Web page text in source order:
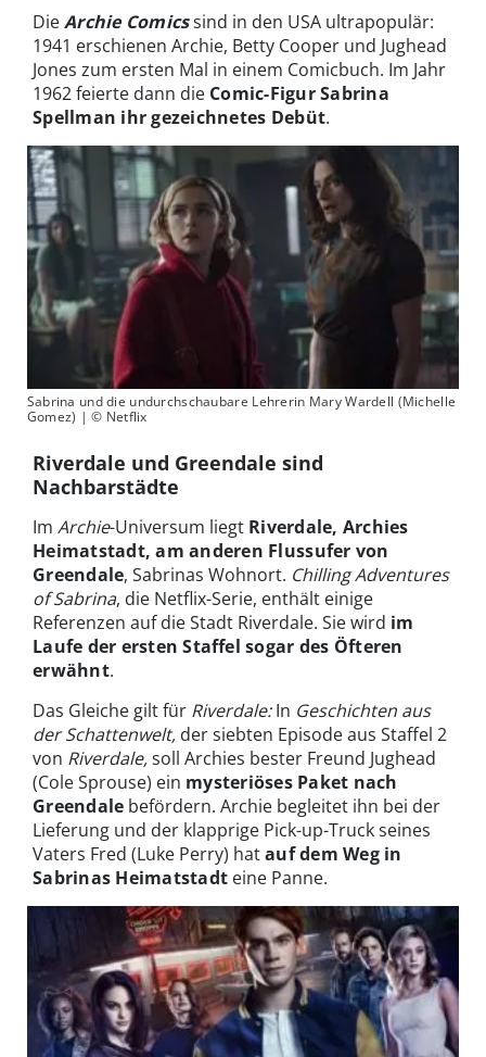
DieArchie Comicssind in den USA ultrapopulär:
1941 erschienen Archie, Betty Cooper und Jughead
Jones zum ersten Mal in einem Comicbuch. Im Jahr
1962 feierte dann die Comic-Figur Sabrina
Spellman ihr gezeichnetes Debüt.
Sabrina und die undurchschaubare Lehrerin Mary Wardell (Michelle
Gomez) | © Netflix
Riverdale und Greendale sind
Nachbarstädte
Im Archie-Universum liegt Riverdale, Archies
Heimatstadt, am anderen Flussufer von
Greendale, Sabrinas Wohnort. Chilling Adventures
of Sabrina, die Netflix-Serie, enthält einige
Referenzen auf die Stadt Riverdale. Sie wird im
Laufe der ersten Staffel sogar des Öfteren
erwähnt.
Das Gleiche gilt für Riverdale:In Geschichten aus
der Schattenwelt, der siebten Episode aus Staffel 2
von Riverdale,soll Archies bester Freund Jughead
(Cole Sprouse) ein mysteriöses Paket nach
Greendale befördern. Archie begleitet ihn bei der
Lieferung und der klapprige Pick-up-Truck seines
Vaters Fred (Luke Perry) hatauf dem Weg in
Sabrinas Heimatstadt eine Panne.